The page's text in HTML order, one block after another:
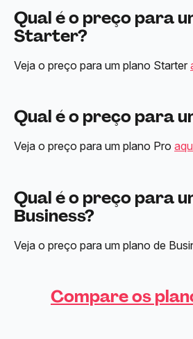
Qual é o preço para
Starter?
Veja o preço para um plano Starter
Qual é o preço para
Veja o preço para um plano Pro
Qual é o preço para
Business?
Veja o preço para um plano de
Compare os